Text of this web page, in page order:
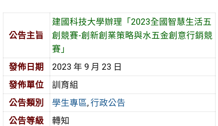
公告主旨
建國科技大學辦理「2023全國智慧生活五
創競賽-創新創業策略與水五金創意行銷競
賽」
發佈日期
2023 年 9 月 23 日
發佈單位
訓育組
公告類別
學生專區, 行政公告
公告等級
轉知